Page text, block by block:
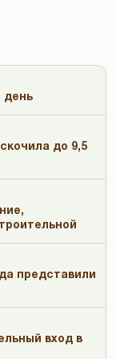
день
до 9,5
представили
вход в